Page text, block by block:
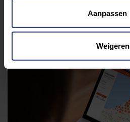
Aanpassen
Weigeren
Deel op Whatsapp